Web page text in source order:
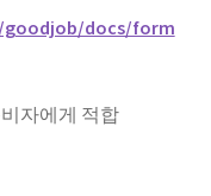
docs/form
자에게 적합